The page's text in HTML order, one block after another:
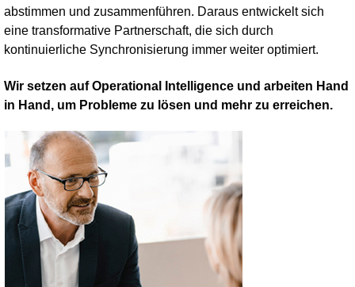
abstimmen und zusammenführen. Daraus entwickelt sich
eine transformative Partnerschaft, die sich durch
kontinuierliche Synchronisierung immer weiter optimiert.
Wir setzen auf Operational Intelligence und arbeiten Hand
in Hand, um Probleme zu lösen und mehr zu erreichen.